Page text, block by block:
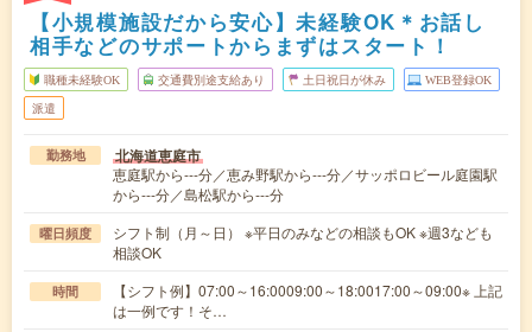
【小規模施設だから安心】未経験OK＊お話し
相手などのサポートからまずはスタート！
職種未経験OK 交通費別途支給あり 土日祝日が休み WEB登録OK
派遣
勤務地 北海道恵庭市
恵庭駅から---分／恵み野駅から---分／サッポロビール庭園駅
から---分／島松駅から---分
曜日頻度
シフト制（月～日） ※平日のみなどの相談もOK ※週3なども
相談OK
時間
【シフト例】07:00～16:0009:00～18:0017:00～09:00※ 上記
は一例です！そ…